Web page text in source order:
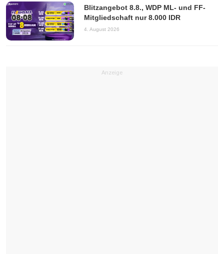
Blitzangebot 8.8., WDP ML- und FF-
Mitgliedschaft nur 8.000 IDR
4. August 2026
Anzeige